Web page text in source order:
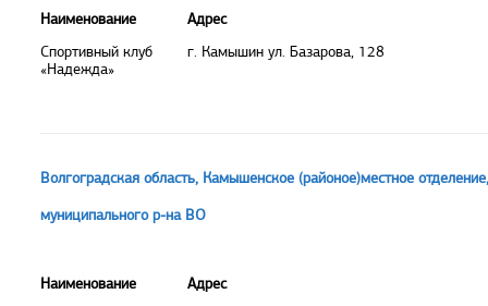
Наименование
Спортивный клуб
«Надежда»
Адрес
г. Камышин ул. Базарова, 128
Волгоградская область, Камышенское (районое)местное
муниципального р-на ВО
Наименование
Адрес